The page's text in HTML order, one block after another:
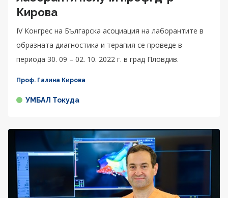
Кирова
IV Конгрес на Българска асоциация на лаборантите в
образната диагностика и терапия се проведе в
периода 30. 09 – 02. 10. 2022 г. в град Пловдив.
Проф. Галина Кирова
УМБАЛ Токуда